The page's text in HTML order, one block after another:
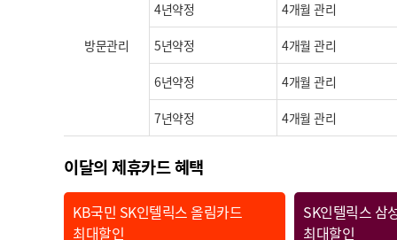
방문관리
4년약정 4개월 관리
5년약정 4개월 관리
6년약정 4개월 관리
7년약정 4개월 관리
이달의 제휴카드 혜택
KB국민 SK인텔릭스 올림카드
최대할인
SK인텔릭스 삼
최대할인